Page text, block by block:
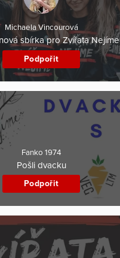
Michaela Vincourová
sbírka pro Zvířata Nejíme
Podpořit
Fanko 1974
Pošli dvacku
Podpořit